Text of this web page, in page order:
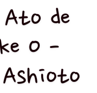
de
O -